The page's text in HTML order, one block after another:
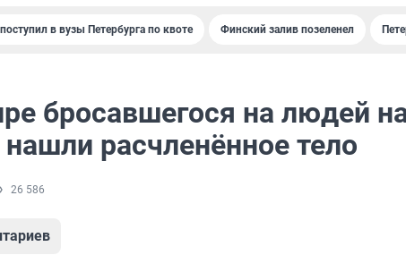
в вузы Петербурга по квоте Финский залив позеленел
бросавшегося на людей
расчленённое тело
26 586